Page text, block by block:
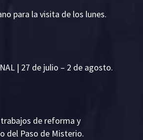
para la visita de los lunes.
| 27 de julio – 2 de agosto.
de reforma y
del Paso de Misterio.